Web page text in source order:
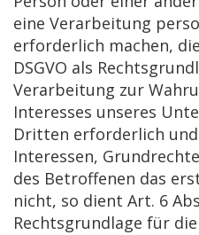
eine Verarbeitung
erforderlich machen,
DSGVO als
Verarbeitung zur
Interesses unseres
Dritten erforderlich
Interessen,
des Betroffenen das
nicht, so dient Art. 6
Rechtsgrundlage für